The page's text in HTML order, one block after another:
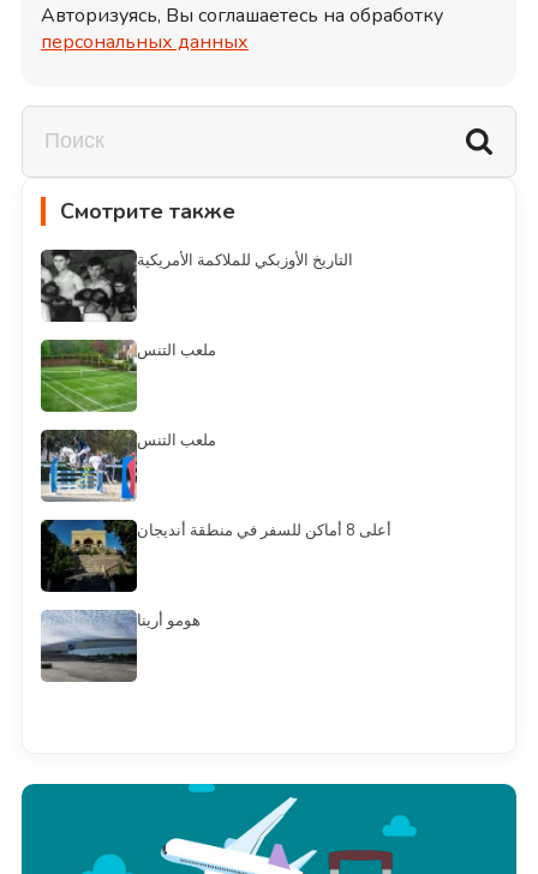
Авторизуясь, Вы соглашаетесь на обработку
персональных данных
Смотрите также
التاريخ الأوزبكي للملاكمة الأمريكية
ملعب التنس
ملعب التنس
أعلى 8 أماكن للسفر في منطقة أنديجان
هومو أرينا